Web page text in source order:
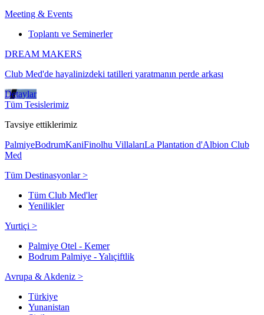
Meeting & Events
Toplantı ve Seminerler
DREAM MAKERS
Club Med'de hayalinizdeki tatilleri yaratmanın perde arkası
Detaylar
Tüm Tesislerimiz
Tavsiye ettiklerimiz
PalmiyeBodrumKaniFinolhu VillalarıLa Plantation d'Albion Club
Med
Tüm Destinasyonlar >
Tüm Club Med'ler
Yenilikler
Yurtiçi >
Palmiye Otel - Kemer
Bodrum Palmiye - Yalıçiftlik
Avrupa & Akdeniz >
Türkiye
Yunanistan